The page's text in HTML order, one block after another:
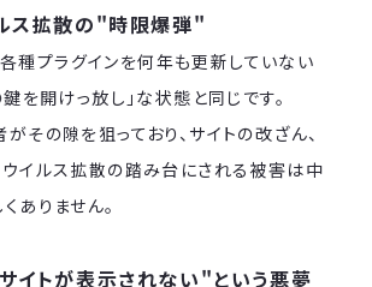
ス拡散の"時限爆弾"
プラグインを何年も更新していない
鍵を開けっ放し」な状態と同じです。
その隙を狙っており、サイトの改ざん、
イルス拡散の踏み台にされる被害は中
ありません。
イトが表示されない"という悪夢